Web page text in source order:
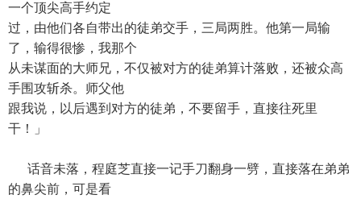
一个顶尖高手约定
过，由他们各自带出的徒弟交手，三局两胜。他第一局输
了，输得很惨，我那个
从未谋面的大师兄，不仅被对方的徒弟算计落败，还被众高
手围攻斩杀。师父他
跟我说，以后遇到对方的徒弟，不要留手，直接往死里
干！」
话音未落，程庭芝直接一记手刀翻身一劈，直接落在弟弟
的鼻尖前，可是看